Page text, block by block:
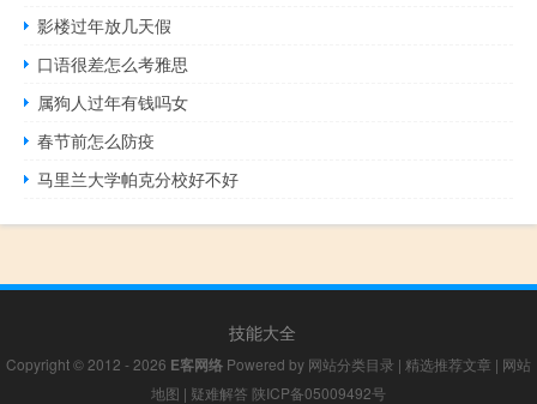
影楼过年放几天假
口语很差怎么考雅思
属狗人过年有钱吗女
春节前怎么防疫
马里兰大学帕克分校好不好
技能大全
Copyright © 2012 - 2026 E客网络 Powered by 网站分类目录 | 精选推荐文章 | 网站
地图 | 疑难解答 陕ICP备05009492号